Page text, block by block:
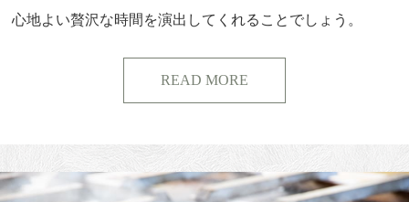
心地よい贅沢な時間を演出してくれることでしょう。
READ MORE